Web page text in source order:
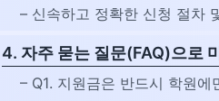
– 신속하고 정확한 신청 절차
4. 자주 묻는 질문(FAQ)으로
– Q1. 지원금은 반드시 학원